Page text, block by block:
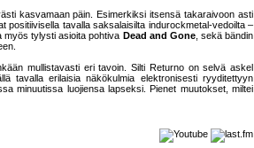
kasvamaan päin. Esimerkiksi itsensä takaraivoon asti
positiivisella tavalla saksalaisilta indurockmetal-vedoilta –
myös tylysti asioita pohtiva Dead and Gone, sekä bändin
mullistavasti eri tavoin. Silti Returno on selvä askel
tavalla erilaisia näkökulmia elektronisesti ryyditettyyn
minuutissa luojiensa lapseksi. Pienet muutokset, miltei